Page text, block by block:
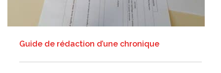
Guide de rédaction d’une chronique